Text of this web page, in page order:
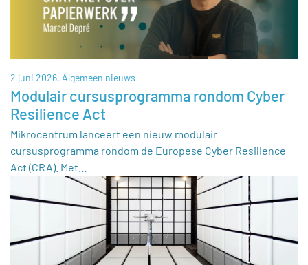
2 juni 2026, Algemeen nieuws
Modulair cursusprogramma rondom Cyber
Resilience Act
Mikrocentrum lanceert een nieuw modulair
cursusprogramma rondom de Europese Cyber Resilience
Act (CRA). Met…